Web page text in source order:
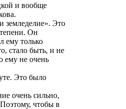
и вообще
земледелие». Это
Он
ему только
стало быть, и не
ему не очень
Это было
очень сильно,
чтобы в